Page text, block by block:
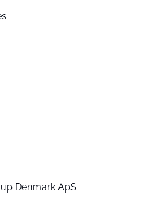
Denmark ApS